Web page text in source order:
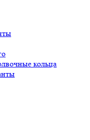
кольца